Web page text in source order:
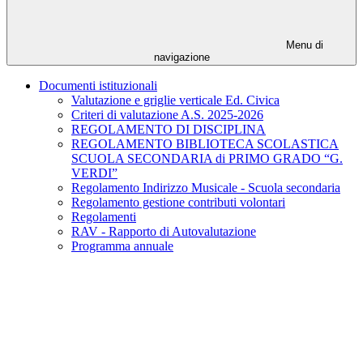
Menu di
navigazione
Documenti istituzionali
Valutazione e griglie verticale Ed. Civica
Criteri di valutazione A.S. 2025-2026
REGOLAMENTO DI DISCIPLINA
REGOLAMENTO BIBLIOTECA SCOLASTICA
SCUOLA SECONDARIA di PRIMO GRADO “G.
VERDI”
Regolamento Indirizzo Musicale - Scuola secondaria
Regolamento gestione contributi volontari
Regolamenti
RAV - Rapporto di Autovalutazione
Programma annuale